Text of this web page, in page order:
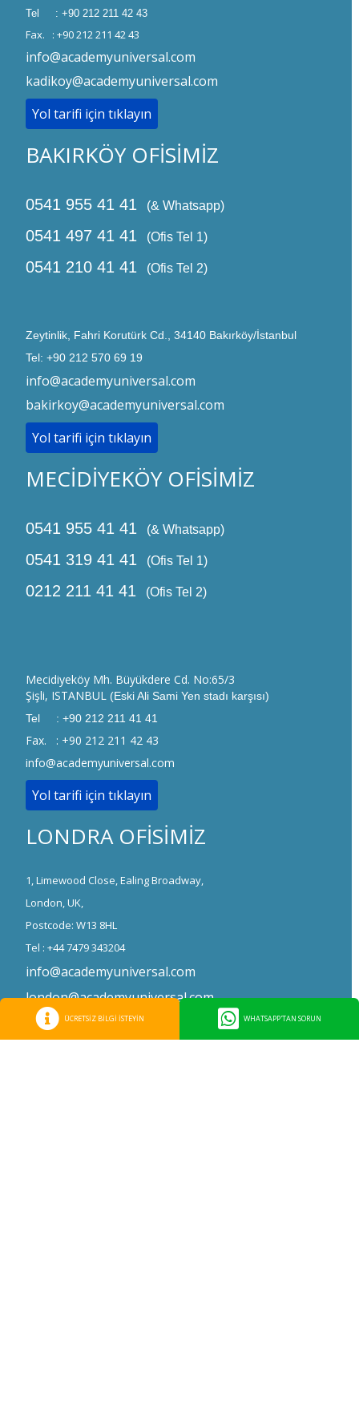
ÜCRETSİZ BİLGİ İSTEYİN WHATSAPP'TAN SORUN
Tel : +90 212 211 42 43
Fax. : +90 212 211 42 43
info@academyuniversal.com
kadikoy@academyuniversal.com
Yol tarifi için tıklayın
BAKIRKÖY OFİSİMİZ
0541 955 41 41 (& Whatsapp)
0541 497 41 41 (Ofis Tel 1)
0541 210 41 41 (Ofis Tel 2)
Zeytinlik, Fahri Korutürk Cd., 34140 Bakırköy/İstanbul
Tel: +90 212 570 69 19
info@academyuniversal.com
bakirkoy@academyuniversal.com
Yol tarifi için tıklayın
MECİDİYEKÖY OFİSİMİZ
0541 955 41 41 (& Whatsapp)
0541 319 41 41 (Ofis Tel 1)
0212 211 41 41 (Ofis Tel 2)
Mecidiyeköy Mh. Büyükdere Cd. No:65/3
Şişli, ISTANBUL
(Eski Ali Sami Yen stadı karşısı)
Tel : +90 212 211 41 41
Fax. : +90 212 211 42 43
info@academyuniversal.com
Yol tarifi için tıklayın
LONDRA OFİSİMİZ
1, Limewood Close, Ealing Broadway,
London, UK,
Postcode: W13 8HL
Tel : +44 7479 343204
info@academyuniversal.com
london@academyuniversal.com